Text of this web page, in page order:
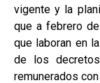
vigente y la
que a febrero
que laboran en
de los
remunerados